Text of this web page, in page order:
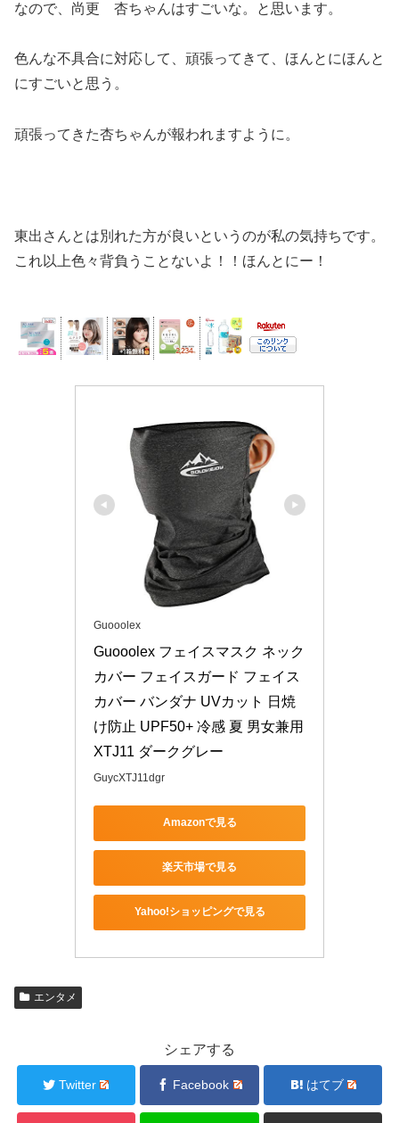
なので、尚更 杏ちゃんはすごいな。と思います。
色んな不具合に対応して、頑張ってきて、ほんとにほんと
にすごいと思う。
頑張ってきた杏ちゃんが報われますように。
東出さんとは別れた方が良いというのが私の気持ちです。
これ以上色々背負うことないよ！！ほんとにー！
Guooolex
Guooolex フェイスマスク ネック
カバー フェイスガード フェイス
カバー バンダナ UVカット 日焼
け防止 UPF50+ 冷感 夏 男女兼用
XTJ11 ダークグレー
GuycXTJ11dgr
Amazonで見る
楽天市場で見る
Yahoo!ショッピングで見る
エンタメ
シェアする
Twitter Facebook はてブ